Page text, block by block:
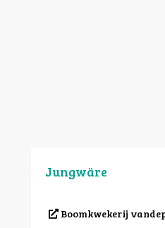
Jungwäre
Boomkwekerij